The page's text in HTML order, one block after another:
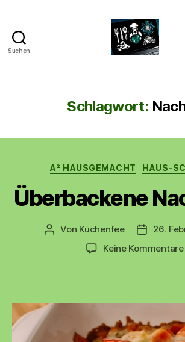
Suchen
Schlagwort:
A² HAUSGEMACHT HAUS-
Überbackene
Beitragsautor
Von Küchenfee
26.
Keine Kommentare